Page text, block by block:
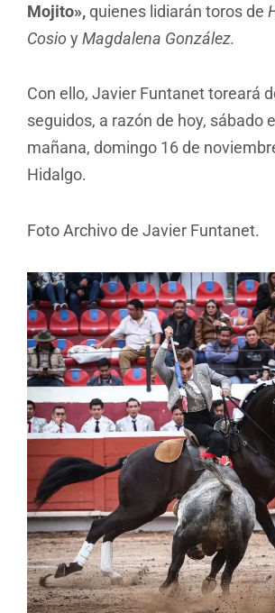
Mojito»,quienes lidiarán toros de
Cosio y Magdalena González.
Con ello, Javier Funtanet toreará
seguidos, a razón de hoy, sábado
mañana, domingo 16 de
Hidalgo.
Foto Archivo de Javier Funtanet.